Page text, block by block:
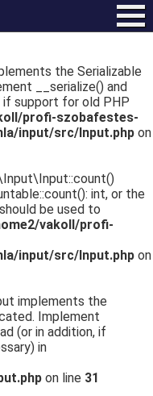
the Serializable
__serialize() and
if support for old PHP
profi-szobafestes-
input/src/Input.php on
int, or the
be used to
vakoll/profi-
input/src/Input.php on
implements the
Implement
(or in addition, if
in
on line 31